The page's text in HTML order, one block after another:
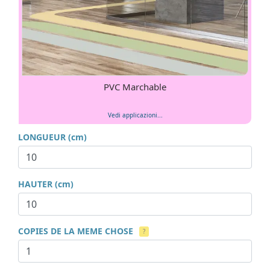
PVC Marchable
Vedi applicazioni...
LONGUEUR (cm)
HAUTER (cm)
COPIES DE LA MEME CHOSE ?